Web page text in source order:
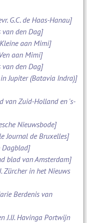
G.C. de Haas-Hanau]
den Dag]
aan Mimi]
aan Mimi]
den Dag]
Jupiter (Batavia Indra)]
van Zuid-Holland en 's-
Nieuwsbode]
Journal de Bruxelles]
Dagblad]
blad van Amsterdam]
Zürcher in het Nieuws
Berdenis van
J.IJ. Havinga Portwijn